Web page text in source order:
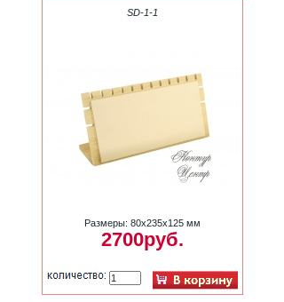
SD-1-1
Размеры: 80х235х125 мм
2700руб.